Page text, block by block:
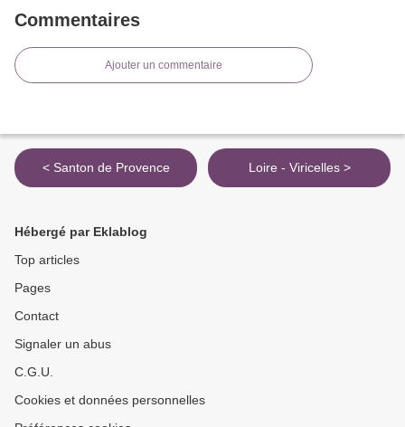
Commentaires
Ajouter un commentaire
< Santon de Provence Loire - Viricelles >
Hébergé par Eklablog
Top articles
Pages
Contact
Signaler un abus
C.G.U.
Cookies et données personnelles